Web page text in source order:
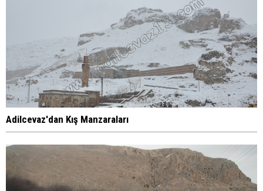
Adilcevaz'dan Kış Manzaraları